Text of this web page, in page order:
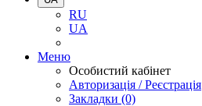
RU
UA
Меню
Особистий кабінет
Авторизація / Реєстрація
Закладки (0)